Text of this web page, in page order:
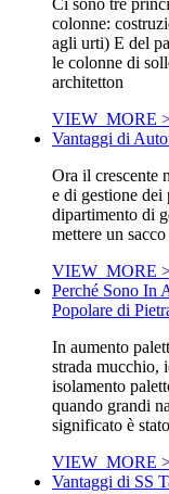
Ci sono tre
colonne:
agli urti) E del
le colonne di
architetton
VIEW_MORE
Vantaggi di
Ora il crescente
e di gestione dei
dipartimento di
mettere un
VIEW_MORE
Perché Sono In
Popolare di
In aumento
strada mucchio,
isolamento
quando grandi
significato è
VIEW_MORE
Vantaggi di SS